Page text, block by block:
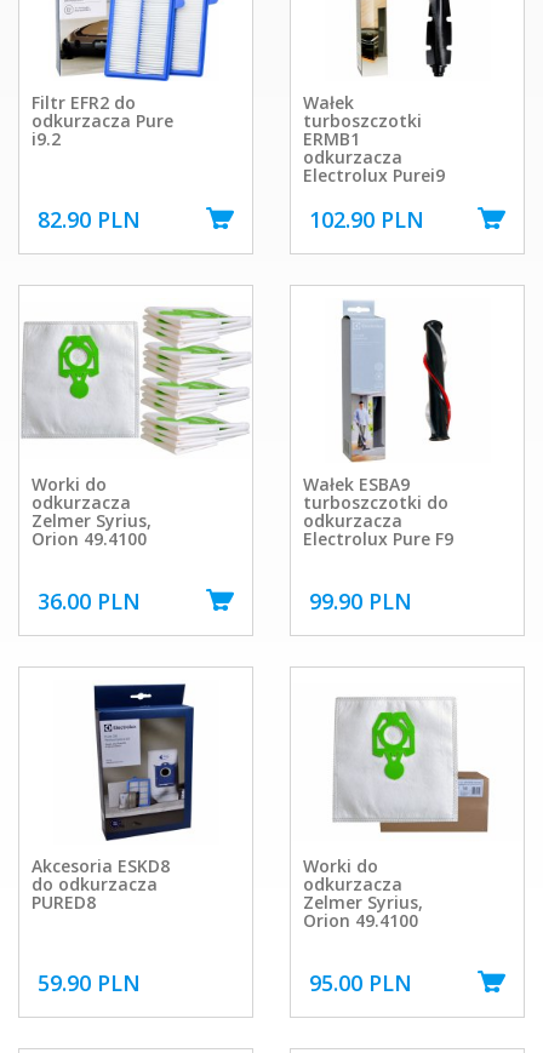
Filtr EFR2 do
odkurzacza Pure
i9.2
82.90 PLN
Wałek
turboszczotki
ERMB1
odkurzacza
Electrolux Purei9
102.90 PLN
Worki do
odkurzacza
Zelmer Syrius,
Orion 49.4100
36.00 PLN
Wałek ESBA9
turboszczotki do
odkurzacza
Electrolux Pure F9
99.90 PLN
Akcesoria ESKD8
do odkurzacza
PURED8
59.90 PLN
Worki do
odkurzacza
Zelmer Syrius,
Orion 49.4100
95.00 PLN